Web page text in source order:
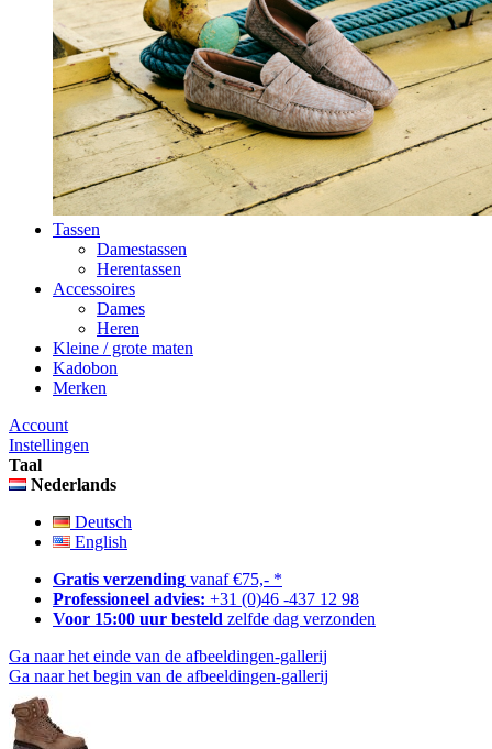
Tassen
Damestassen
Herentassen
Accessoires
Dames
Heren
Kleine / grote maten
Kadobon
Merken
Account
Instellingen
Taal
Nederlands
Deutsch
English
Gratis verzending vanaf €75,- *
Professioneel advies: +31 (0)46 -437 12 98
Voor 15:00 uur besteld zelfde dag verzonden
Ga naar het einde van de afbeeldingen-gallerij
Ga naar het begin van de afbeeldingen-gallerij